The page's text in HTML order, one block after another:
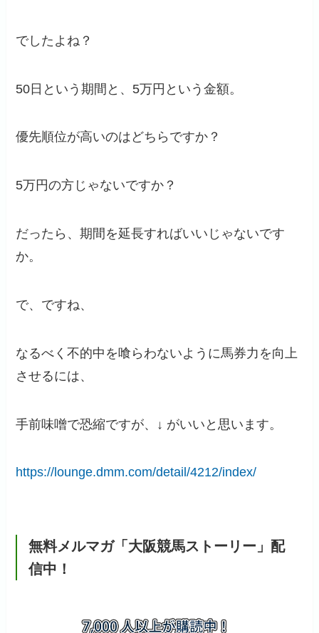
でしたよね？
50日という期間と、5万円という金額。
優先順位が高いのはどちらですか？
5万円の方じゃないですか？
だったら、期間を延長すればいいじゃないです
か。
で、ですね、
なるべく不的中を喰らわないように馬券力を向上
させるには、
手前味噌で恐縮ですが、↓ がいいと思います。
https://lounge.dmm.com/detail/4212/index/
無料メルマガ「大阪競馬ストーリー」配
信中！